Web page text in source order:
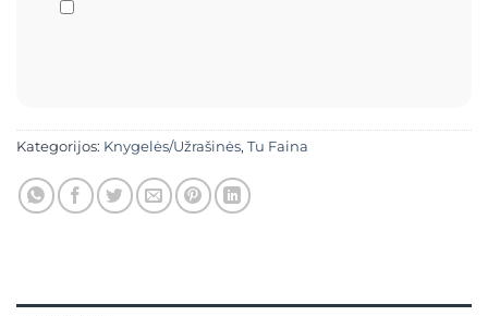
Kategorijos: Knygelės/Užrašinės, Tu Faina